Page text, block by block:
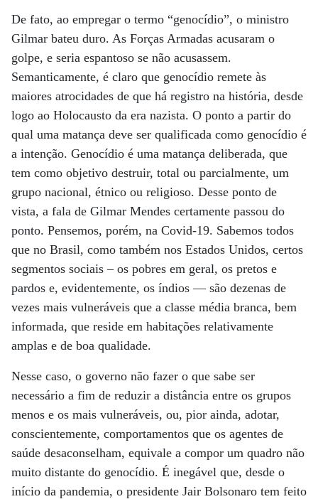
De fato, ao empregar o termo “genocídio”, o ministro
Gilmar bateu duro. As Forças Armadas acusaram o
golpe, e seria espantoso se não acusassem.
Semanticamente, é claro que genocídio remete às
maiores atrocidades de que há registro na história, desde
logo ao Holocausto da era nazista. O ponto a partir do
qual uma matança deve ser qualificada como genocídio é
a intenção. Genocídio é uma matança deliberada, que
tem como objetivo destruir, total ou parcialmente, um
grupo nacional, étnico ou religioso. Desse ponto de
vista, a fala de Gilmar Mendes certamente passou do
ponto. Pensemos, porém, na Covid-19. Sabemos todos
que no Brasil, como também nos Estados Unidos, certos
segmentos sociais – os pobres em geral, os pretos e
pardos e, evidentemente, os índios — são dezenas de
vezes mais vulneráveis que a classe média branca, bem
informada, que reside em habitações relativamente
amplas e de boa qualidade.
Nesse caso, o governo não fazer o que sabe ser
necessário a fim de reduzir a distância entre os grupos
menos e os mais vulneráveis, ou, pior ainda, adotar,
conscientemente, comportamentos que os agentes de
saúde desaconselham, equivale a compor um quadro não
muito distante do genocídio. É inegável que, desde o
início da pandemia, o presidente Jair Bolsonaro tem feito